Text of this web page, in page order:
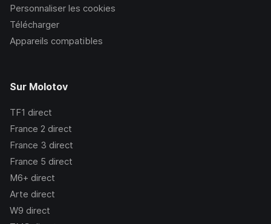
Personnaliser les cookies
Télécharger
Appareils compatibles
Sur Molotov
TF1 direct
France 2 direct
France 3 direct
France 5 direct
M6+ direct
Arte direct
W9 direct